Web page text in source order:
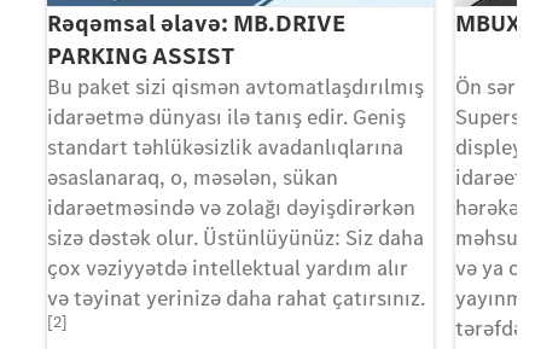
Rəqəmsal əlavə: MB.DRIVE
PARKING ASSIST
Bu paket sizi qismən avtomatlaşdırılmış
idarəetmə dünyası ilə tanış edir. Geniş
standart təhlükəsizlik avadanlıqlarına
əsaslanaraq, o, məsələn, sükan
idarəetməsində və zolağı dəyişdirərkən
sizə dəstək olur. Üstünlüyünüz: Siz daha
çox vəziyyətdə intellektual yardım alır
və təyinat yerinizə daha rahat çatırsınız.
[2]
MBUX
Ön
displeyi
və ya